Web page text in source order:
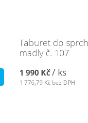
Taburet do
madly č. 107
1 990 Kč/ ks
1 776,79 Kč bez DPH